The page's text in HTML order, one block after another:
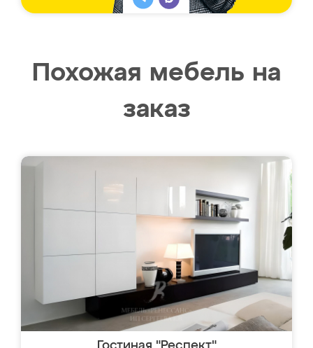
Похожая мебель на
заказ